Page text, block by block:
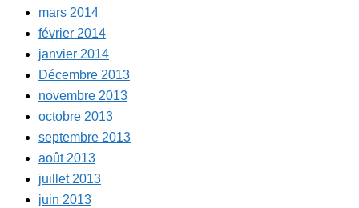
mars 2014
février 2014
janvier 2014
Décembre 2013
novembre 2013
octobre 2013
septembre 2013
août 2013
juillet 2013
juin 2013